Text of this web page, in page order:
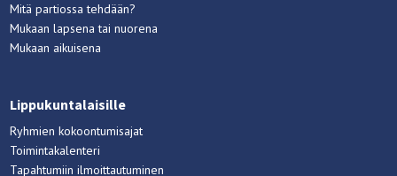
Mitä partiossa tehdään?
Mukaan lapsena tai nuorena
Mukaan aikuisena
Lippukuntalaisille
Ryhmien kokoontumisajat
Toimintakalenteri
Tapahtumiin ilmoittautuminen